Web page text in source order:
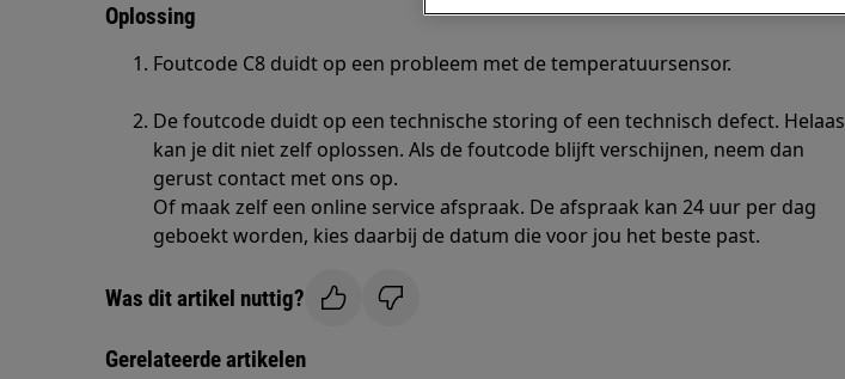
Oplossing
Foutcode C8 duidt op een probleem met de temperatuursensor.
De foutcode duidt op een technische storing of een technisch defect. Helaas
kan je dit niet zelf oplossen. Als de foutcode blijft verschijnen, neem dan
gerust contact met ons op.
Of maak zelf een online service afspraak. De afspraak kan 24 uur per dag
geboekt worden, kies daarbij de datum die voor jou het beste past.
Was dit artikel nuttig?
Gerelateerde artikelen